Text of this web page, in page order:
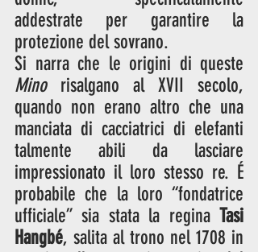
addestrate per garantire la
protezione del sovrano.
Mino risalgano al XVII secolo,
quando non erano altro che una
manciata di cacciatrici di elefanti
talmente abili da lasciare
impressionato il loro stesso re. É
probabile che la loro “fondatrice
ufficiale” sia stata la regina Tasi
Hangbé, salita al trono nel 1708 in